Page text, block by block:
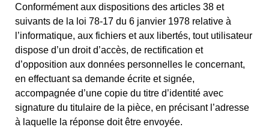
Conformément aux dispositions des articles 38 et
suivants de la loi 78-17 du 6 janvier 1978 relative à
l’informatique, aux fichiers et aux libertés, tout utilisateur
dispose d’un droit d’accès, de rectification et
d’opposition aux données personnelles le concernant,
en effectuant sa demande écrite et signée,
accompagnée d’une copie du titre d’identité avec
signature du titulaire de la pièce, en précisant l’adresse
à laquelle la réponse doit être envoyée.